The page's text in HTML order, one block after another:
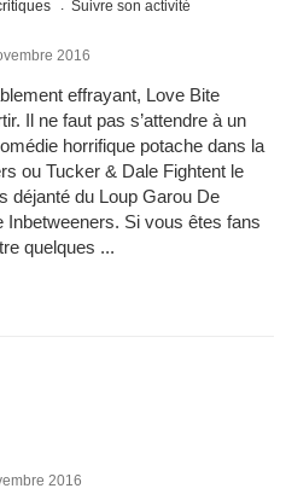
Suivre son activité
2016
effrayant, Love Bite
Il ne faut pas s’attendre à un
horrifique potache dans la
ou Tucker & Dale Fightent le
déjanté du Loup Garou De
Si vous êtes fans
quelques ...
2016